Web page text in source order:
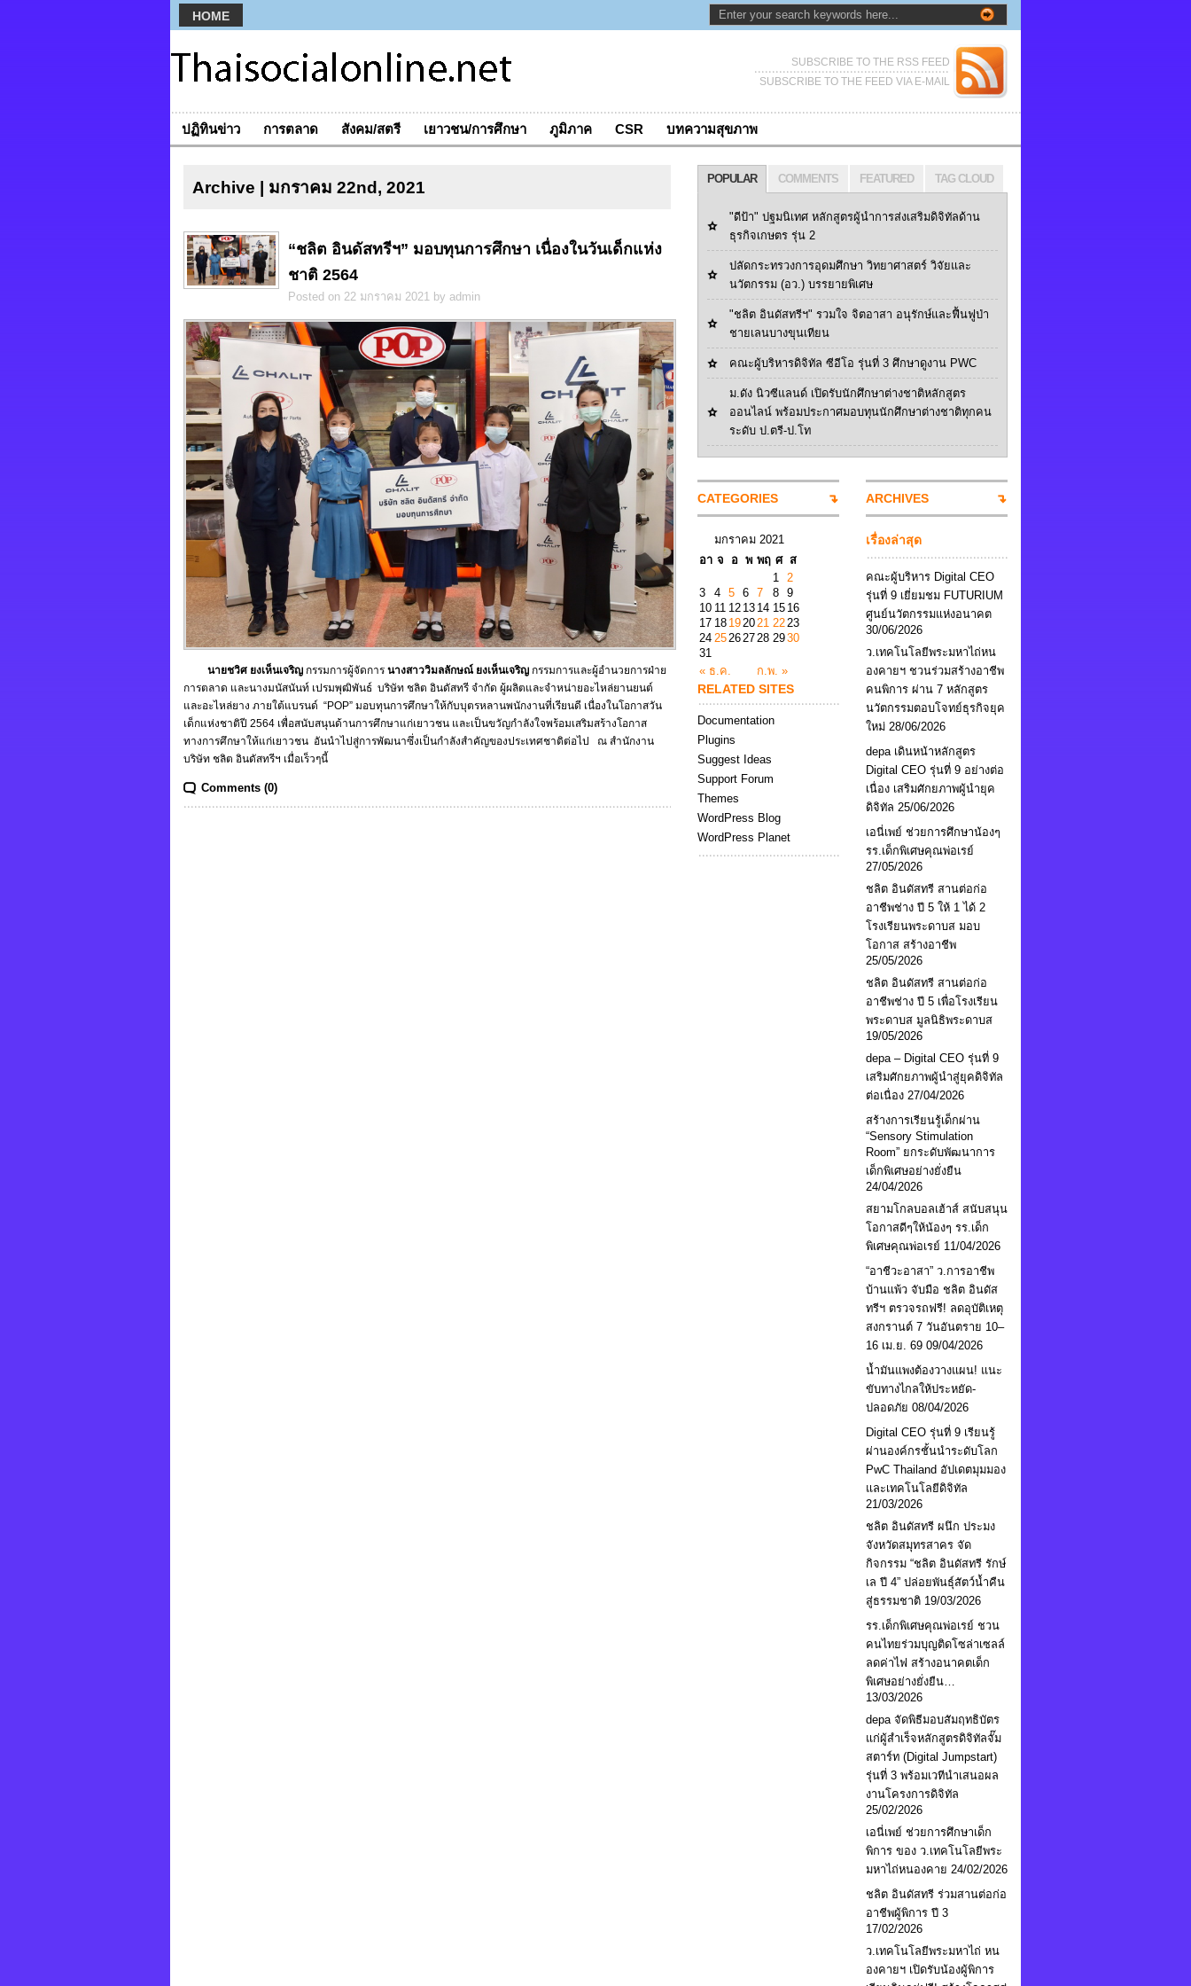
HOME
SUBSCRIBE TO THE RSS FEED
SUBSCRIBE TO THE FEED VIA E-MAIL
ปฏิทินข่าว การตลาด สังคม/สตรี เยาวชน/การศึกษา ภูมิภาค CSR บทความสุขภาพ
Archive | มกราคม 22nd, 2021
“ชลิต อินดัสทรีฯ” มอบทุนการศึกษา เนื่องในวันเด็กแห่ง
ชาติ 2564
Posted on 22 มกราคม 2021 by admin
นายชวิศ ยงเห็นเจริญ กรรมการผู้จัดการ นางสาววิมลลักษณ์ ยงเห็นเจริญ กรรมการและผู้อำนวยการฝ่าย
การตลาด และนางมนัสนันท์ เปรมพุฒิพันธ์ บริษัท ชลิต อินดัสทรี จำกัด ผู้ผลิตและจำหน่ายอะไหล่ยานยนต์
และอะไหล่ยาง ภายใต้แบรนด์ “POP” มอบทุนการศึกษาให้กับบุตรหลานพนักงานที่เรียนดี เนื่องในโอกาสวัน
เด็กแห่งชาติปี 2564 เพื่อสนับสนุนด้านการศึกษาแก่เยาวชน และเป็นขวัญกำลังใจพร้อมเสริมสร้างโอกาส
ทางการศึกษาให้แก่เยาวชน อันนำไปสู่การพัฒนาซึ่งเป็นกำลังสำคัญของประเทศชาติต่อไป ณ สำนักงาน
บริษัท ชลิต อินดัสทรีฯ เมื่อเร็วๆนี้
Comments (0)
POPULAR COMMENTS FEATURED TAG CLOUD
"ดีป้า" ปฐมนิเทศ หลักสูตรผู้นำการส่งเสริมดิจิทัลด้าน
ธุรกิจเกษตร รุ่น 2
ปลัดกระทรวงการอุดมศึกษา วิทยาศาสตร์ วิจัยและ
นวัตกรรม (อว.) บรรยายพิเศษ
"ชลิต อินดัสทรีฯ" รวมใจ จิตอาสา อนุรักษ์และฟื้นฟูป่า
ชายเลนบางขุนเทียน
คณะผู้บริหารดิจิทัล ซีอีโอ รุ่นที่ 3 ศึกษาดูงาน PWC
ม.ดัง นิวซีแลนด์ เปิดรับนักศึกษาต่างชาติหลักสูตร
ออนไลน์ พร้อมประกาศมอบทุนนักศึกษาต่างชาติทุกคน
ระดับ ป.ตรี-ป.โท
CATEGORIES
มกราคม 2021
อา จ อ พ พฤ ศ ส
« ธ.ค. ก.พ. »
1 2
3
4 5 6 7 8 9
10 11 12 13 14 15 16
17 18 192021 2223
24 25262728 2930
31
RELATED SITES
Documentation
Plugins
Suggest Ideas
Support Forum
Themes
WordPress Blog
WordPress Planet
ARCHIVES
เรื่องล่าสุด
คณะผู้บริหาร Digital CEO
รุ่นที่ 9 เยี่ยมชม FUTURIUM
ศูนย์นวัตกรรมแห่งอนาคต
30/06/2026
ว.เทคโนโลยีพระมหาไถ่หน
องคายฯ ชวนร่วมสร้างอาชีพ
คนพิการ ผ่าน 7 หลักสูตร
นวัตกรรมตอบโจทย์ธุรกิจยุค
ใหม่ 28/06/2026
depa เดินหน้าหลักสูตร
Digital CEO รุ่นที่ 9 อย่างต่อ
เนื่อง เสริมศักยภาพผู้นำยุค
ดิจิทัล 25/06/2026
เอนี่เพย์ ช่วยการศึกษาน้องๆ
รร.เด็กพิเศษคุณพ่อเรย์
27/05/2026
ชลิต อินดัสทรี สานต่อก่อ
อาชีพช่าง ปี 5 ให้ 1 ได้ 2
โรงเรียนพระดาบส มอบ
โอกาส สร้างอาชีพ
25/05/2026
ชลิต อินดัสทรี สานต่อก่อ
อาชีพช่าง ปี 5 เพื่อโรงเรียน
พระดาบส มูลนิธิพระดาบส
19/05/2026
depa – Digital CEO รุ่นที่ 9
เสริมศักยภาพผู้นำสู่ยุคดิจิทัล
ต่อเนื่อง 27/04/2026
สร้างการเรียนรู้เด็กผ่าน
“Sensory Stimulation
Room” ยกระดับพัฒนาการ
เด็กพิเศษอย่างยั่งยืน
24/04/2026
สยามโกลบอลเฮ้าส์ สนับสนุน
โอกาสดีๆให้น้องๆ รร.เด็ก
พิเศษคุณพ่อเรย์ 11/04/2026
“อาชีวะอาสา” ว.การอาชีพ
บ้านแพ้ว จับมือ ชลิต อินดัส
ทรีฯ ตรวจรถฟรี! ลดอุบัติเหตุ
สงกรานต์ 7 วันอันตราย 10–
16 เม.ย. 69 09/04/2026
น้ำมันแพงต้องวางแผน! แนะ
ขับทางไกลให้ประหยัด-
ปลอดภัย 08/04/2026
Digital CEO รุ่นที่ 9 เรียนรู้
ผ่านองค์กรชั้นนำระดับโลก
PwC Thailand อัปเดตมุมมอง
และเทคโนโลยีดิจิทัล
21/03/2026
ชลิต อินดัสทรี ผนึก ประมง
จังหวัดสมุทรสาคร จัด
กิจกรรม “ชลิต อินดัสทรี รักษ์
เล ปี 4” ปล่อยพันธุ์สัตว์น้ำคืน
สู่ธรรมชาติ 19/03/2026
รร.เด็กพิเศษคุณพ่อเรย์ ชวน
คนไทยร่วมบุญติดโซล่าเซลล์
ลดค่าไฟ สร้างอนาคตเด็ก
พิเศษอย่างยั่งยืน…
13/03/2026
depa จัดพิธีมอบสัมฤทธิบัตร
แก่ผู้สำเร็จหลักสูตรดิจิทัลจั๊ม
สตาร์ท (Digital Jumpstart)
รุ่นที่ 3 พร้อมเวทีนำเสนอผล
งานโครงการดิจิทัล
25/02/2026
เอนี่เพย์ ช่วยการศึกษาเด็ก
พิการ ของ ว.เทคโนโลยีพระ
มหาไถ่หนองคาย 24/02/2026
ชลิต อินดัสทรี ร่วมสานต่อก่อ
อาชีพผู้พิการ ปี 3
17/02/2026
ว.เทคโนโลยีพระมหาไถ่ หน
องคายฯ เปิดรับน้องผู้พิการ